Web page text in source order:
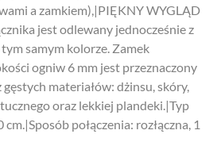
a zamkiem),|PIĘKNY WYGLĄD
jest odlewany jednocześnie z
samym kolorze. Zamek
ogniw 6 mm jest przeznaczony
materiałów: dżinsu, skóry,
oraz lekkiej plandeki.|Typ
połączenia: rozłączna, 1